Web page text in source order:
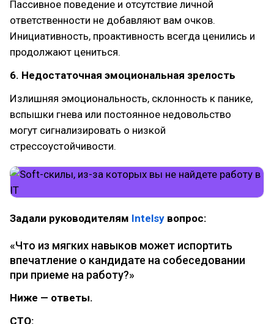
Пассивное поведение и отсутствие личной
ответственности не добавляют вам очков.
Инициативность, проактивность всегда ценились и
продолжают цениться.
6. Недостаточная эмоциональная зрелость
Излишняя эмоциональность, склонность к панике,
вспышки гнева или постоянное недовольство
могут сигнализировать о низкой
стрессоустойчивости.
Задали руководителям Intelsy вопрос:
«Что из мягких навыков может испортить
впечатление о кандидате на собеседовании
при приеме на работу?»
Ниже — ответы.
CTO: